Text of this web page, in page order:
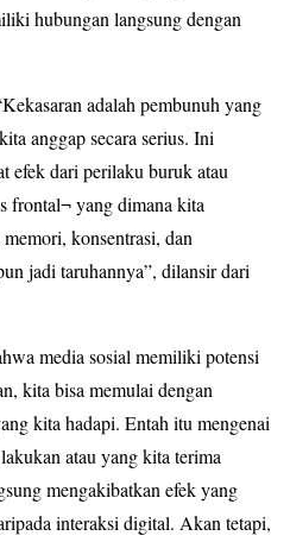
hubungan langsung dengan
adalah pembunuh yang
anggap secara serius. Ini
efek dari perilaku buruk atau
frontal¬ yang dimana kita
konsentrasi, dan
jadi taruhannya”, dilansir dari
media sosial memiliki potensi
kita bisa memulai dengan
kita hadapi. Entah itu mengenai
atau yang kita terima
mengakibatkan efek yang
interaksi digital. Akan tetapi,